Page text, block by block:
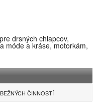
drsných chlapcov,
móde a kráse, motorkám,
ČINNOSTÍ